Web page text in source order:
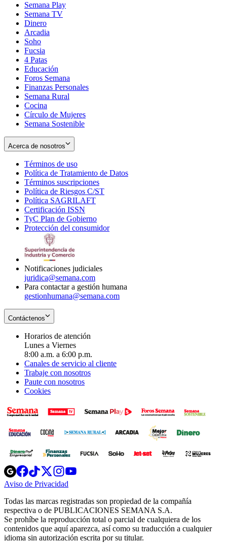
Semana Play
Semana TV
Dinero
Arcadia
Soho
in
new
window
Fucsia
in
new
window
4 Patas
Educación
Foros Semana
Finanzas Personales
Semana Rural
Cocina
Círculo de Mujeres
Semana Sostenible
Acerca de nosotros
Términos de uso
in
new
window
Política de Tratamiento de Datos
Términos suscripciones
in
Política de Riesgos C/ST
Política SAGRILAFT
new
window
Certificación ISSN
in
new
TyC Plan de Gobierno
in
Protección del consumidorOpens
Notificaciones judiciales
juridica@semana.com
Para contactar a gestión humana
gestionhumana@semana.com
Contáctenos
Horarios de atención
Lunes a Viernes
8:00 a.m. a 6:00 p.m.
Canales de servicio al cliente
Trabaje con nosotros
Paute con nosotros
Cookies
Opens
in
new
Opens
in
new
Opens
in
new
window
Opens
new
windowwindow
Aviso de Privacidad
new
window
Todas las marcas registradas son propiedad de la compañía
respectiva o de PUBLICACIONES SEMANA S.A.
Se prohíbe la reproducción total o parcial de cualquiera de los
contenidos que aquí aparezca, así como su traducción a cualquier
idioma sin autorización escrita por su titular.